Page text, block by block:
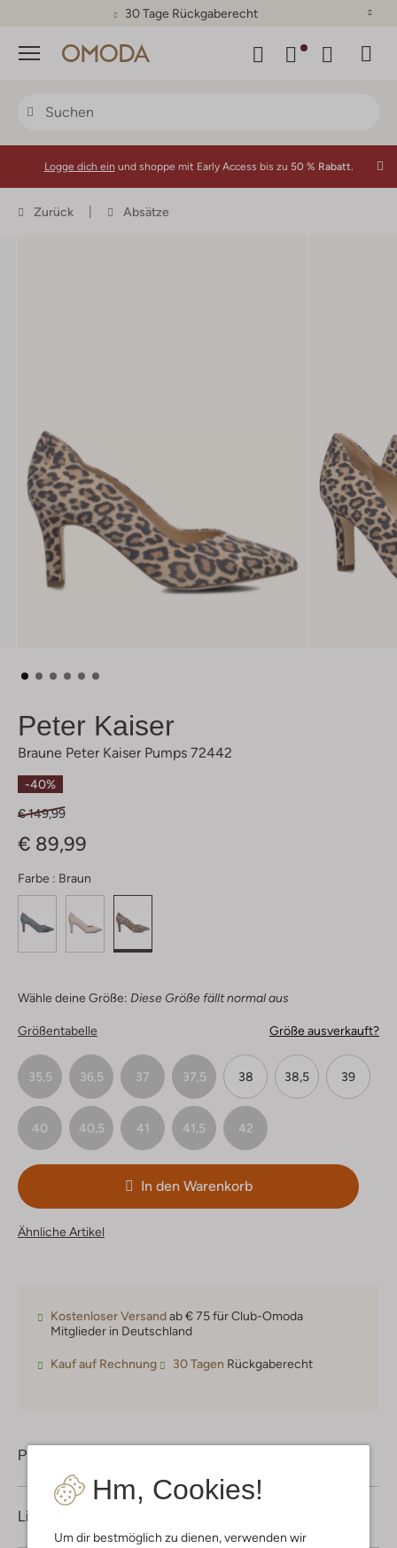
30 Tage Rückgaberecht
Menü
Hm, Cookies!
Um dir bestmöglich zu dienen, verwenden wir
Logge dich ein und shoppe mit Early Access bis zu 50 % Rabatt.
Zurück Absätze
Peter Kaiser
Braune Peter Kaiser Pumps 72442
-40%
€ 149,99
€ 89,99
Farbe : Braun
Wähle deine Größe: Diese Größe fällt normal aus
Größentabelle Größe ausverkauft?
35,5 36,5 37 37,5 38 38,5 39
40 40,5 41 41,5 42
In den Warenkorb
Ähnliche Artikel
Kostenloser Versandab € 75 für Club-Omoda
Mitglieder in Deutschland
Kauf auf Rechnung 30 Tagen Rückgaberecht
Produktinformation
Lieferung & Rückgabe